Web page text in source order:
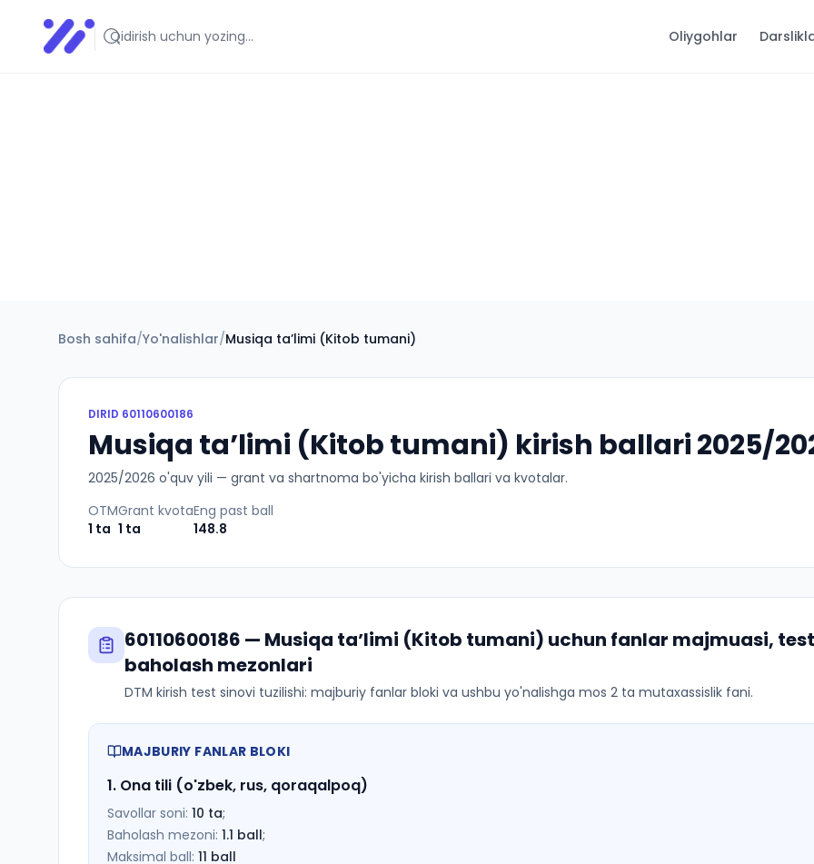
Infoedu
Ta&#039;lim xabarlari va yangiliklari Oliygohlar
Bosh sahifa/Yo'nalishlar/Musiqa taʼlimi (Kitob tumani)
DIRID 60110600186
Musiqa taʼlimi (Kitob tumani) kirish ballari 2025/
2025/2026 o'quv yili — grant va shartnoma bo'yicha kirish ballari va kvotalar.
OTM
1 ta
Grant kvota
1 ta
Eng past ball
148.8
60110600186 — Musiqa taʼlimi (Kitob tumani) uchun fanlar majmuasi,
baholash mezonlari
DTM kirish test sinovi tuzilishi: majburiy fanlar bloki va ushbu yo'nalishga mos 2 ta mutaxassislik fani.
MAJBURIY FANLAR BLOKI
1. Ona tili (o'zbek, rus, qoraqalpoq)
Savollar soni: 10 ta;
Baholash mezoni: 1.1 ball;
Maksimal ball: 11 ball